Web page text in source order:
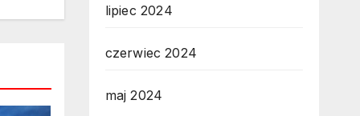
lipiec 2024
czerwiec 2024
maj 2024